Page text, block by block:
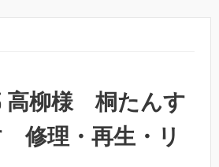
高柳様 桐たんす
修理・再生・リ